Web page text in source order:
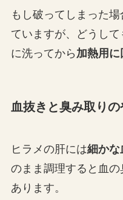
もし破ってしまった
ていますが、どうし
に洗ってから 加熱用に
血抜きと臭み取り
ヒラメの肝には細かな
のまま調理すると血
あります。